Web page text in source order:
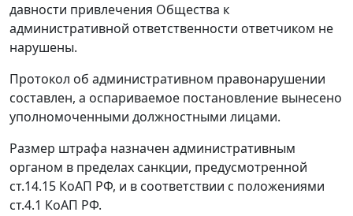
давности привлечения Общества к
административной ответственности ответчиком не
нарушены.
Протокол об административном правонарушении
составлен, а оспариваемое постановление вынесено
уполномоченными должностными лицами.
Размер штрафа назначен административным
органом в пределах санкции, предусмотренной
ст.14.15 КоАП РФ, и в соответствии с положениями
ст.4.1 КоАП РФ.